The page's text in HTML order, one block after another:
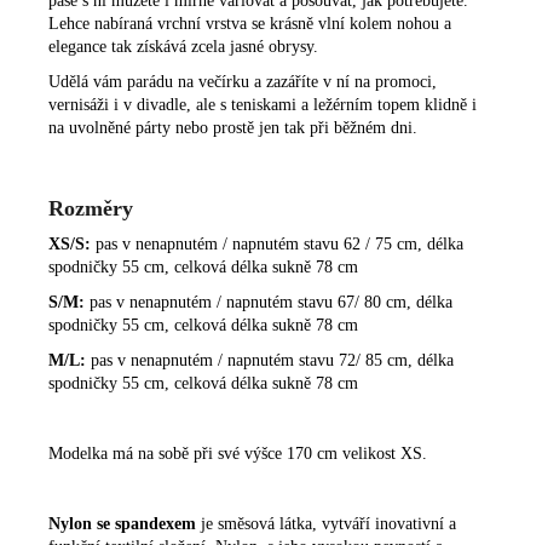
Lehce nabíraná vrchní vrstva se krásně vlní kolem nohou a
elegance tak získává zcela jasné obrysy.
Udělá vám parádu na večírku a zazáříte v ní na promoci,
vernisáži i v divadle, ale s teniskami a ležérním topem klidně i
na uvolněné párty nebo prostě jen tak při běžném dni.
Rozměry
XS/S: pas v nenapnutém / napnutém stavu 62 / 75 cm, délka
spodničky 55 cm, celková délka sukně 78 cm
S/M: pas v nenapnutém / napnutém stavu 67/ 80 cm, délka
spodničky 55 cm, celková délka sukně 78 cm
M/L: pas v nenapnutém / napnutém stavu 72/ 85 cm, délka
spodničky 55 cm, celková délka sukně 78 cm
Modelka má na sobě při své výšce 170 cm velikost XS.
Nylon se spandexem je směsová látka, vytváří inovativní a